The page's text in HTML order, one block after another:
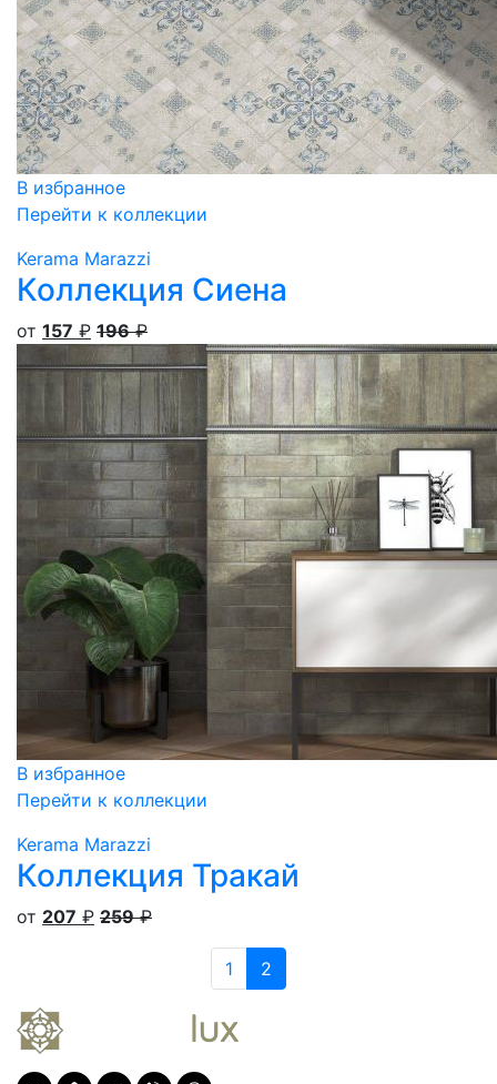
В избранное
Перейти к коллекции
Kerama Marazzi
Коллекция Сиена
от 157 ₽ 196₽
В избранное
Перейти к коллекции
Kerama Marazzi
Коллекция Тракай
от 207 ₽ 259₽
1 2